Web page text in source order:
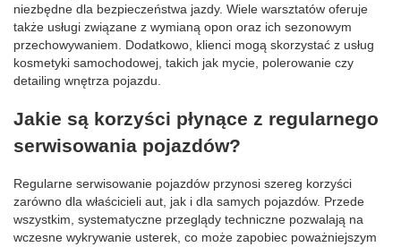
niezbędne dla bezpieczeństwa jazdy. Wiele warsztatów oferuje
także usługi związane z wymianą opon oraz ich sezonowym
przechowywaniem. Dodatkowo, klienci mogą skorzystać z usług
kosmetyki samochodowej, takich jak mycie, polerowanie czy
detailing wnętrza pojazdu.
Jakie są korzyści płynące z regularnego
serwisowania pojazdów?
Regularne serwisowanie pojazdów przynosi szereg korzyści
zarówno dla właścicieli aut, jak i dla samych pojazdów. Przede
wszystkim, systematyczne przeglądy techniczne pozwalają na
wczesne wykrywanie usterek, co może zapobiec poważniejszym